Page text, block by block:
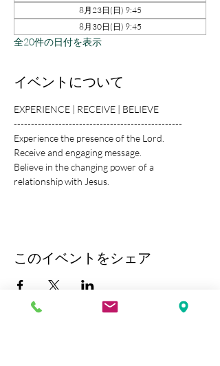
8月23日(日) 9:45
8月30日(日) 9:45
全20件の日付を表示
イベントについて
EXPERIENCE | RECEIVE | BELIEVE
-------------------------------------------------
Experience the presence of the Lord.
Receive and engaging message.
Believe in the changing power of a
relationship with Jesus.
このイベントをシェア